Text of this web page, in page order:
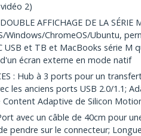
2)
AFFICHAGE DE LA SÉRIE
Windows/ChromeOS/Ubuntu,
USB et TB et MacBooks série M
écran externe en mode natif
: Hub à 3 ports pour un
les anciens ports USB 2.0/1.1;
Adaptive de Silicon
avec un câble de 40cm pour
pendre sur le connecteur;